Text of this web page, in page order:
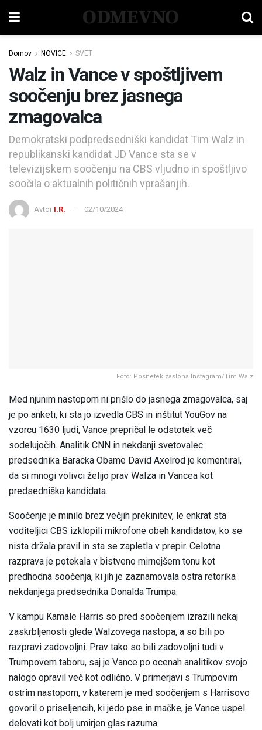
ODMEVNO
Domov NOVICE SVET
Walz in Vance v spoštljivem
soočenju brez jasnega
zmagovalca
Demokratski podpredsedniški kandidat Tim Walz in
republikanski kandidat JD Vance sta se v
televizijskem soočenju na CBS vljudno in spoštljivo
soočila o aktualnih političnih vprašanjih.
Avtor I.R. 02/10/2024
Foto: Posnetek zaslona Instagram/Tim Walz
Med njunim nastopom ni prišlo do jasnega zmagovalca, saj
je po anketi, ki sta jo izvedla CBS in inštitut YouGov na
vzorcu 1630 ljudi, Vance prepričal le odstotek več
sodelujočih. Analitik CNN in nekdanji svetovalec
predsednika Baracka Obame David Axelrod je komentiral,
da si mnogi volivci želijo prav Walza in Vancea kot
predsedniška kandidata.
Soočenje je minilo brez večjih prekinitev, le enkrat sta
voditeljici CBS izklopili mikrofone obeh kandidatov, ko se
nista držala pravil in sta se zapletla v prepir. Celotna
razprava je potekala v bistveno mirnejšem tonu kot
predhodna soočenja, ki jih je zaznamovala ostra retorika
nekdanjega predsednika Donalda Trumpa.
V kampu Kamale Harris so pred soočenjem izrazili nekaj
zaskrbljenosti glede Walzovega nastopa, a so bili po
razpravi zadovoljni. Prav tako so bili zadovoljni tudi v
Trumpovem taboru, saj je Vance po ocenah analitikov svojo
nalogo opravil več kot odlično. V primerjavi s Trumpovim
ostrim nastopom, v katerem je med soočenjem s Harrisovo
govoril o priseljencih, ki jedo pse in mačke, je Vance uspel
delovati kot bolj umirjen glas razuma.